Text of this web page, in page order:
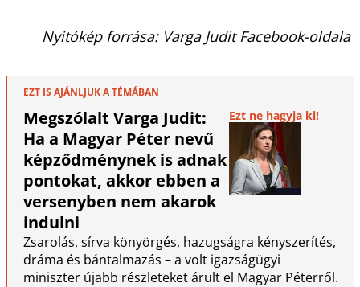
Nyitókép forrása: Varga Judit Facebook-oldala
EZT IS AJÁNLJUK A TÉMÁBAN
Megszólalt Varga Judit:
Ha a Magyar Péter nevű
képződménynek is adnak
pontokat, akkor ebben a
versenyben nem akarok
indulni
Ezt ne hagyja ki!
Zsarolás, sírva könyörgés, hazugságra kényszerítés,
dráma és bántalmazás – a volt igazságügyi
miniszter újabb részleteket árult el Magyar Péterről.